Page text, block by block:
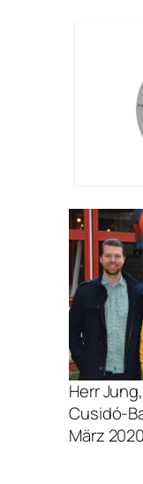
Herr
Cusidó-
März 2020